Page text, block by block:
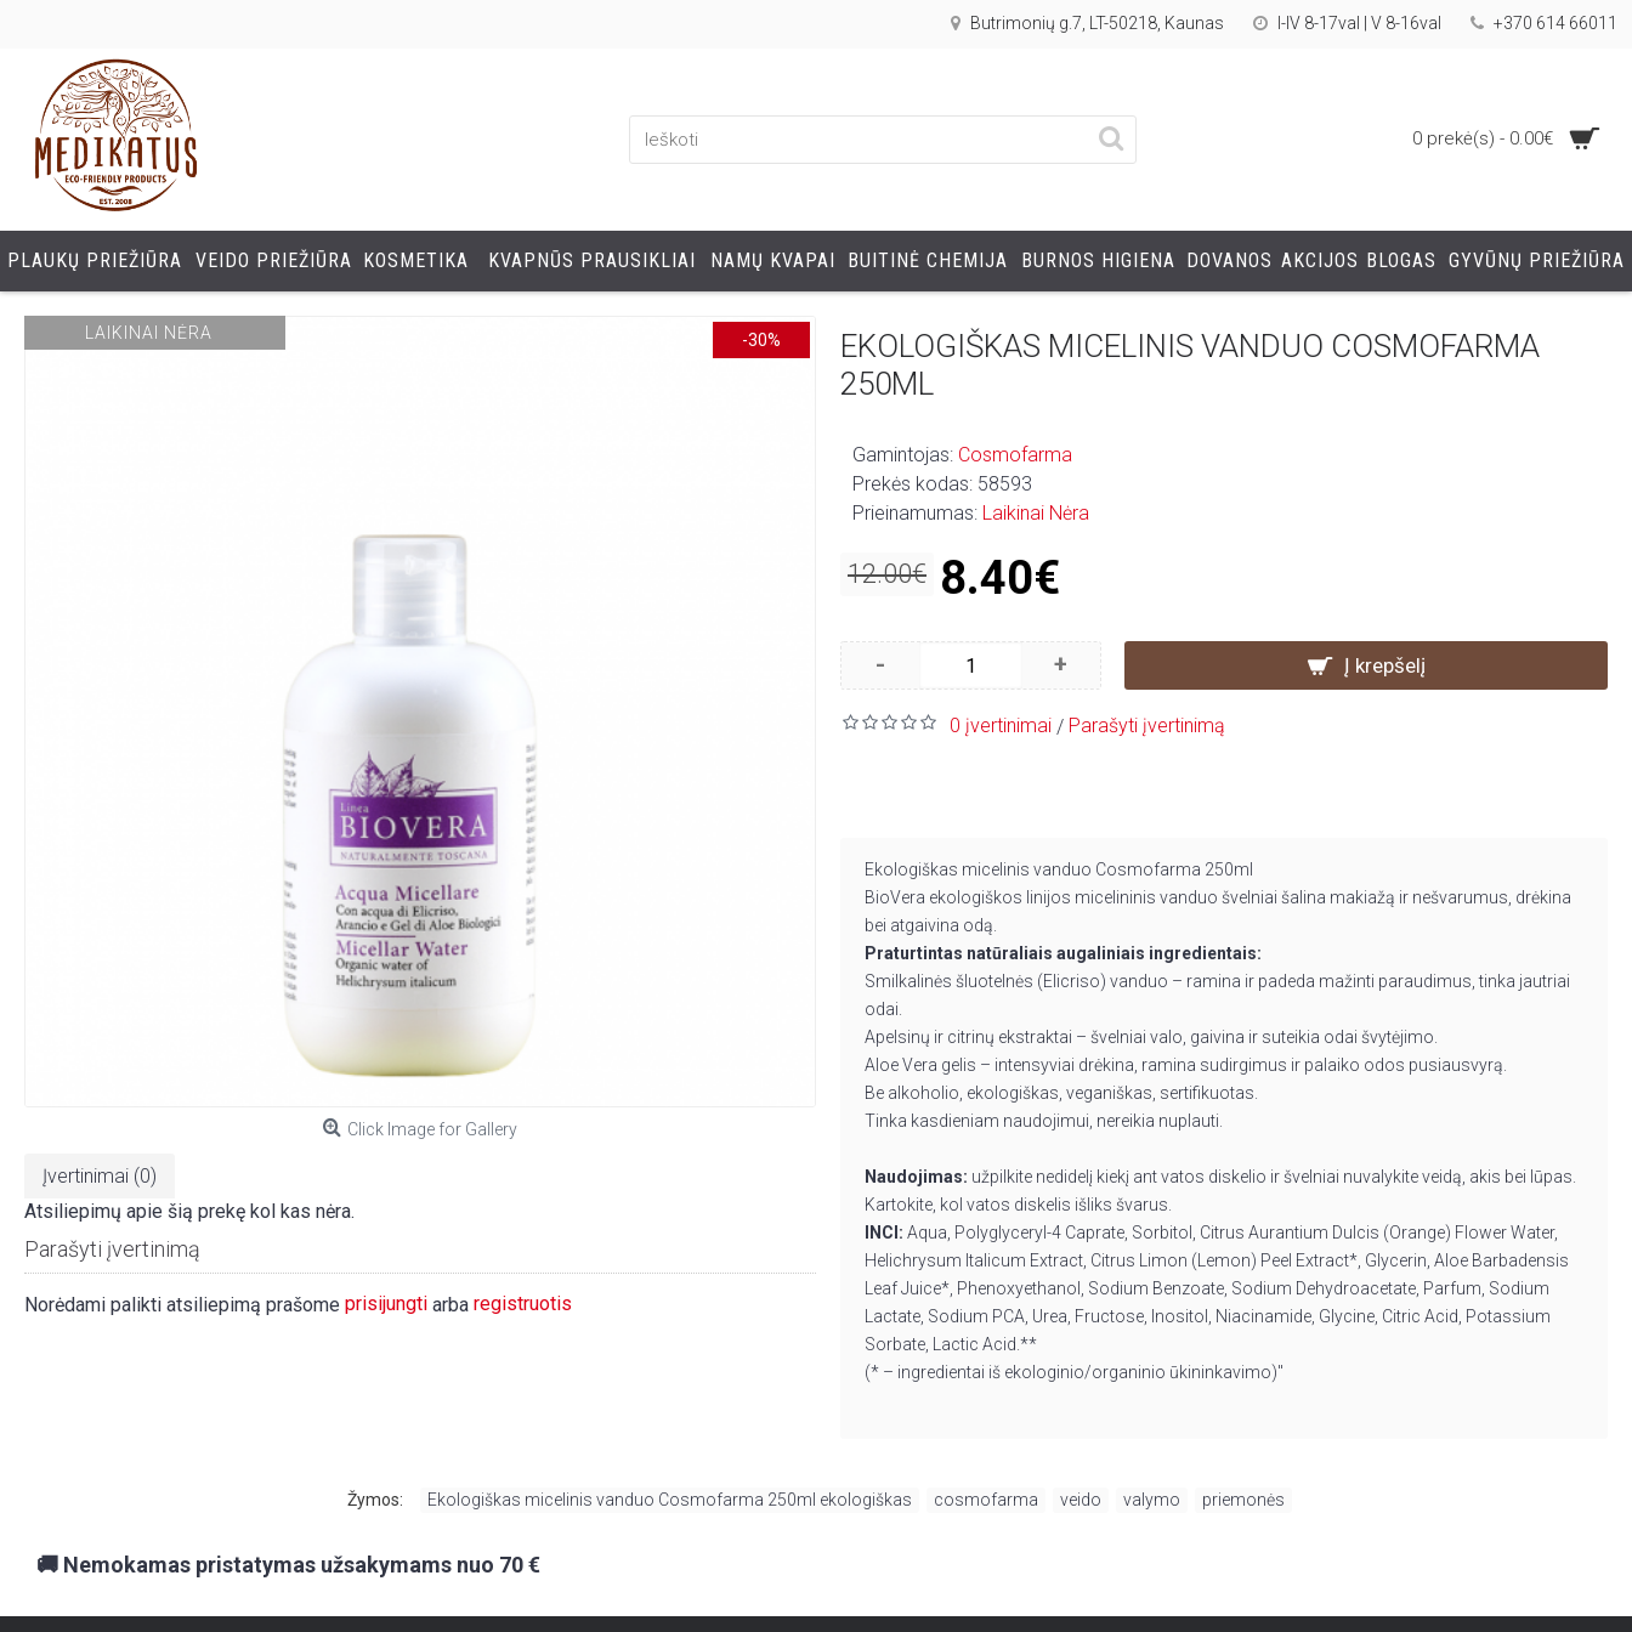
Butrimonių g.7, LT-50218, Kaunas I-IV 8-17val | V 8-16val +370 614 66011
0 prekė(s) - 0.00€
PLAUKŲ PRIEŽIŪRA VEIDO PRIEŽIŪRA KOSMETIKA KVAPNŪS PRAUSIKLIAI NAMŲ KVAPAI BUITINĖ CHEMIJA BURNOS HIGIENA DOVANOS AKCIJOS BLOGAS GYVŪNŲ PRIEŽIŪRA
-30%
LAIKINAI NĖRA
Click Image for Gallery
Įvertinimai (0)
Atsiliepimų apie šią prekę kol kas nėra.
Parašyti įvertinimą
Norėdami palikti atsiliepimą prašome prisijungti arba registruotis
EKOLOGIŠKAS MICELINIS VANDUO COSMOFARMA
250ML
Gamintojas: Cosmofarma
Prekės kodas: 58593
Prieinamumas: Laikinai Nėra
12.00€ 8.40€
- + Į krepšelį
0 įvertinimai / Parašyti įvertinimą
Ekologiškas micelinis vanduo Cosmofarma 250ml
BioVera ekologiškos linijos micelininis vanduo švelniai šalina makiažą ir nešvarumus, drėkina
bei atgaivina odą.
Praturtintas natūraliais augaliniais ingredientais:
Smilkalinės šluotelnės (Elicriso) vanduo – ramina ir padeda mažinti paraudimus, tinka jautriai
odai.
Apelsinų ir citrinų ekstraktai – švelniai valo, gaivina ir suteikia odai švytėjimo.
Aloe Vera gelis – intensyviai drėkina, ramina sudirgimus ir palaiko odos pusiausvyrą.
Be alkoholio, ekologiškas, veganiškas, sertifikuotas.
Tinka kasdieniam naudojimui, nereikia nuplauti.
Naudojimas: užpilkite nedidelį kiekį ant vatos diskelio ir švelniai nuvalykite veidą, akis bei lūpas.
Kartokite, kol vatos diskelis išliks švarus.
INCI: Aqua, Polyglyceryl-4 Caprate, Sorbitol, Citrus Aurantium Dulcis (Orange) Flower Water,
Helichrysum Italicum Extract, Citrus Limon (Lemon) Peel Extract*, Glycerin, Aloe Barbadensis
Leaf Juice*, Phenoxyethanol, Sodium Benzoate, Sodium Dehydroacetate, Parfum, Sodium
Lactate, Sodium PCA, Urea, Fructose, Inositol, Niacinamide, Glycine, Citric Acid, Potassium
Sorbate, Lactic Acid.**
(* – ingredientai iš ekologinio/organinio ūkininkavimo)"
Žymos: Ekologiškas micelinis vanduo Cosmofarma 250ml ekologiškas cosmofarma veido valymo priemonės
🚚 Nemokamas pristatymas užsakymams nuo 70 €